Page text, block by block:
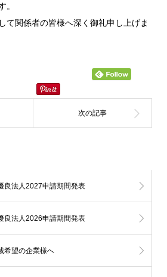
。
て関係者の皆様へ深く御礼申し上げま
良法人2027申請期間発表
良法人2026申請期間発表
希望の企業様へ